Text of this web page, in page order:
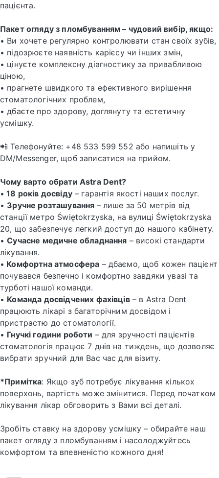
пацієнта.
Пакет огляду з пломбуванням – чудовий вибір, якщо:
• Ви хочете регулярно контролювати стан своїх зубів,
• підозрюєте наявність карієсу чи інших змін,
• цінуєте комплексну діагностику за привабливою
ціною,
• прагнете швидкого та ефективного вирішення
стоматологічних проблем,
• дбаєте про здорову, доглянуту та естетичну
усмішку.
📲 Телефонуйте: +48 533 599 552 або напишіть у
DM/Messenger, щоб записатися на прийом.
Чому варто обрати Astra Dent?
• 18 років досвіду– гарантія якості наших послуг.
• Зручне розташування – лише за 50 метрів від
станції метро Świętokrzyska, на вулиці Świętokrzyska
20, що забезпечує легкий доступ до нашого кабінету.
•Сучасне медичне обладнання – високі стандарти
лікування.
• Комфортна атмосфера – дбаємо, щоб кожен пацієнт
почувався безпечно і комфортно завдяки увазі та
турботі нашої команди.
• Команда досвідчених фахівців– в Astra Dent
працюють лікарі з багаторічним досвідом і
пристрастю до стоматології.
• Гнучкі години роботи – для зручності пацієнтів
стоматологія працює 7 днів на тиждень, що дозволяє
вибрати зручний для Вас час для візиту.
*Примітка: Якщо зуб потребує лікування кількох
поверхонь, вартість може змінитися. Перед початком
лікування лікар обговорить з Вами всі деталі.
Зробіть ставку на здорову усмішку – обирайте наш
пакет огляду з пломбуванням і насолоджуйтесь
комфортом та впевненістю кожного дня!